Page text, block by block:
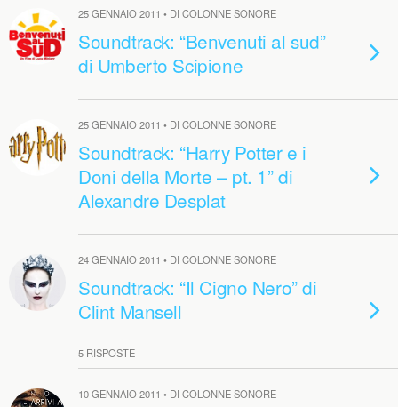
25 GENNAIO 2011 • DI COLONNE SONORE
Soundtrack: “Benvenuti al sud”
di Umberto Scipione
25 GENNAIO 2011 • DI COLONNE SONORE
Soundtrack: “Harry Potter e i
Doni della Morte – pt. 1” di
Alexandre Desplat
24 GENNAIO 2011 • DI COLONNE SONORE
Soundtrack: “Il Cigno Nero” di
Clint Mansell
5 RISPOSTE
10 GENNAIO 2011 • DI COLONNE SONORE